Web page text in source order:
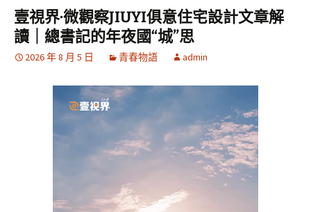
壹視界·微觀察JIUYI俱意住宅設計文章解
讀｜總書記的年夜國“城”思
2026 年 8 月 5 日 青春物語 admin